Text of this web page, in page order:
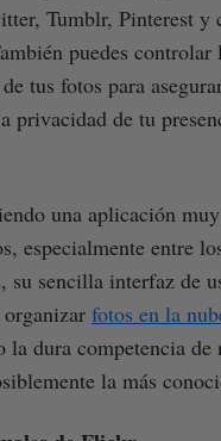
Tumblr, Pinterest y
puedes
tus fotos para
privacidad de tu
una aplicación
especialmente entre
su sencilla interfaz de
fotos en la
la dura competencia de
la más